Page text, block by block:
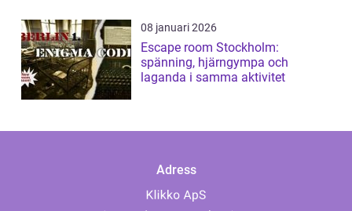
08 januari 2026
Escape room Stockholm:
spänning, hjärngympa och
laganda i samma aktivitet
Adress